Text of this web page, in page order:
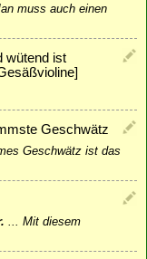
muss auch einen
wütend ist
Geschwätz
Geschwätz ist das
Mit diesem